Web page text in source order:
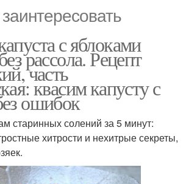
с яблоками
рассола. Рецепт
часть
квасим капусту с
ошибок
старинных солений за 5 минут:
хитрости и нехитрые секреты,